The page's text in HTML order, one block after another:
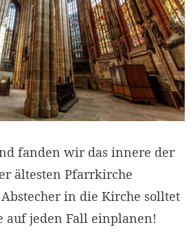
fanden wir das innere der
ältesten Pfarrkirche
in die Kirche solltet
auf jeden Fall einplanen!